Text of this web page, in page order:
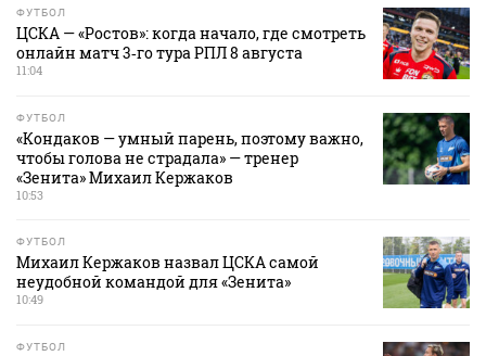
ФУТБОЛ
ЦСКА — «Ростов»: когда начало, где смотреть
онлайн матч 3‑го тура РПЛ 8 августа
11:04
ФУТБОЛ
«Кондаков — умный парень, поэтому важно,
чтобы голова не страдала» — тренер
«Зенита» Михаил Кержаков
10:53
ФУТБОЛ
Михаил Кержаков назвал ЦСКА самой
неудобной командой для «Зенита»
10:49
ФУТБОЛ